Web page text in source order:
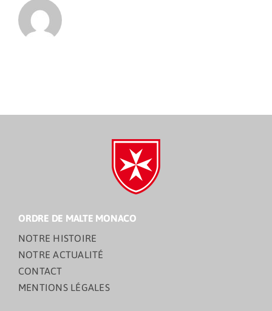
ORDRE DE MALTE MONACO
NOTRE HISTOIRE
NOTRE ACTUALITÉ
CONTACT
MENTIONS LÉGALES